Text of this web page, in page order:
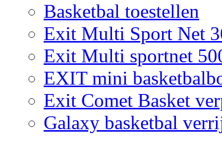
Basketbal toestellen
Exit Multi Sport Net
Exit Multi sportnet
EXIT mini
Exit Comet Basket
Galaxy basketbal